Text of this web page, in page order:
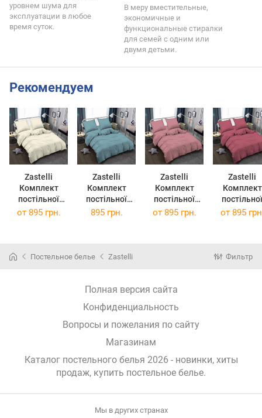
уровнем шума для
эксплуатации в любое
время суток.
В меру вместительные,
экономичные и
функциональные стиралки
для семей с одним или
двумя детьми.
Рекомендуем
Zastelli
Комплект
постільної
білизни 11-
2х145х210
Zastelli
Комплект
постільної
білизни 17-
2х145х210
Zastelli
Комплект
постільної
білизни 17-
Zastelli
Комплект
постільної
білизни 18-
2х145х210
от 895 грн. 895 грн. от 895 грн. от 895
Постельное белье Zastelli Фильтр
Полная версия сайта
Конфиденциальность
Вопросы и пожелания по сайту
Магазинам
Каталог постельного белья 2026 - новинки, хиты
продаж, купить постельное белье.
Мы в других странах